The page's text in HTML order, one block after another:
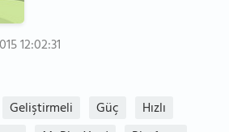
12:02:31
Geliştirmeli Güç
Hızlı